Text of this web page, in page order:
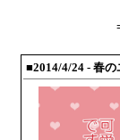
■2014/4/24 - 春の